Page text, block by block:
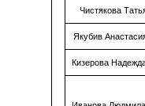
Чистякова
Якубив
Кизерова